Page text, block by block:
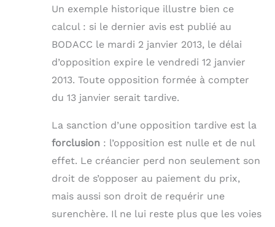
Un exemple historique illustre bien ce
calcul : si le dernier avis est publié au
BODACC le mardi 2 janvier 2013, le délai
d’opposition expire le vendredi 12 janvier
2013. Toute opposition formée à compter
du 13 janvier serait tardive.
La sanction d’une opposition tardive est la
forclusion : l’opposition est nulle et de nul
effet. Le créancier perd non seulement son
droit de s’opposer au paiement du prix,
mais aussi son droit de requérir une
surenchère. Il ne lui reste plus que les voies